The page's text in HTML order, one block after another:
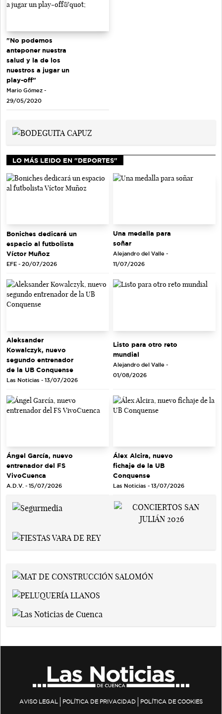
"No podemos
anteponer nuestra
salud y la de los
nuestros a jugar un
play-off"
Mario Gómez -
29/05/2020
LO MÁS LEIDO EN "DEPORTES"
Boniches dedicará un
espacio al futbolista
Víctor Muñoz
EFE - 20/07/2026
Una medalla para
soñar
Alejandro del Valle -
11/07/2026
Aleksander
Kowalczyk, nuevo
segundo entrenador
de la UB Conquense
Las Noticias - 13/07/2026
Listo para otro reto
mundial
Alejandro del Valle -
01/08/2026
Ángel García, nuevo
entrenador del FS
VivoCuenca
A.D.V. - 15/07/2026
Álex Alcira, nuevo
fichaje de la UB
Conquense
Las Noticias - 13/07/2026
AVISO LEGAL POLÍTICA DE PRIVACIDAD POLÍTICA DE COOKIES